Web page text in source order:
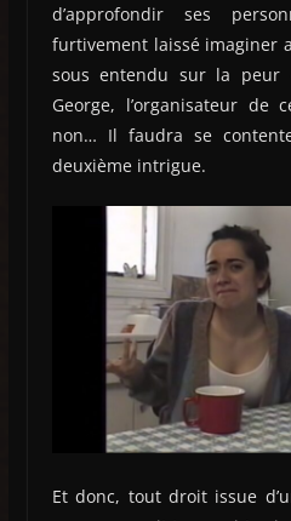
d’approfondir ses
furtivement laissé imaginer
sous entendu sur la peur
George, l’organisateur de
non… Il faudra se
deuxième intrigue.
Et donc, tout droit issue